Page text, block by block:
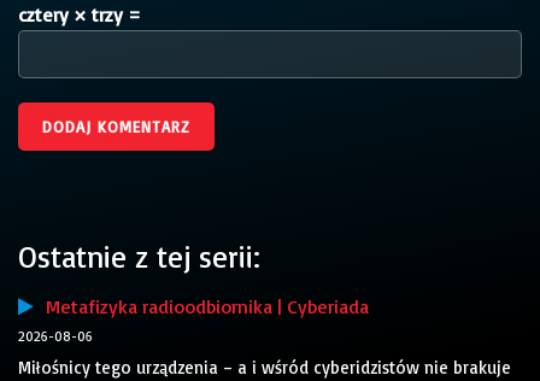
cztery × trzy =
Ostatnie z tej serii:
Metafizyka radioodbiornika | Cyberiada
2026-08-06
Miłośnicy tego urządzenia – a i wśród cyberidzistów nie brakuje